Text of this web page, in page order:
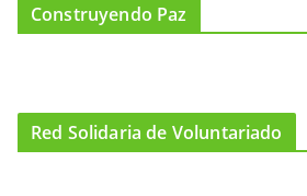
Construyendo Paz
Red Solidaria de Voluntariado